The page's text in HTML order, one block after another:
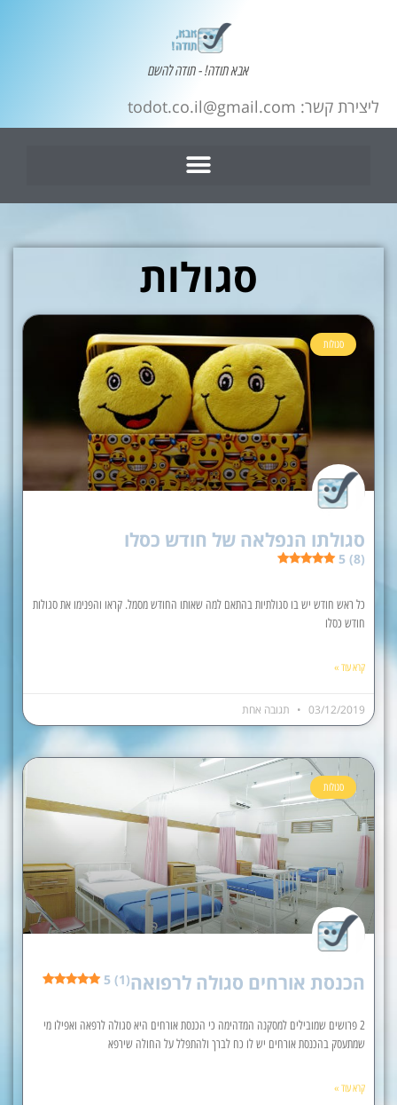
אבא תודה! - תודה להשם
ליצירת קשר: todot.co.il@gmail.com
סגולות
סגולות
סגולתו הנפלאה של חודש כסלו
5 (8)
כל ראש חודש יש בו סגולתיות בהתאם למה שאותו החודש מסמל. קראו והפנימו את סגולות
חודש כסלו
קרא עוד »
03/12/2019 תגובה אחת
סגולות
הכנסת אורחים סגולה לרפואה5 (1)
2 פרושים שמובילים למסקנה המדהימה כי הכנסת אורחים היא סגולה לרפאה ואפילו מי
שמתעסק בהכנסת אורחים יש לו כח לברך ולהתפלל על החולה שירפא
קרא עוד »